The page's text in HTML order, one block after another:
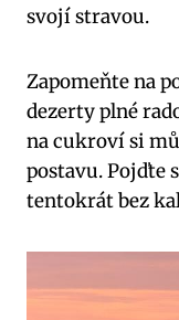
svojí stravou.
Zapomeňte‍ na
⁢dezerty ⁢plné
na cukroví si
postavu. Pojďte
tentokrát bez